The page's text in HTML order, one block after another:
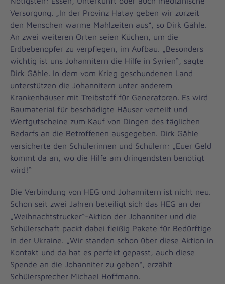
Versorgung. „In der Provinz Hatay geben wir zurzeit
den Menschen warme Mahlzeiten aus“, so Dirk Gähle.
An zwei weiteren Orten seien Küchen, um die
Erdbebenopfer zu verpflegen, im Aufbau. „Besonders
wichtig ist uns Johannitern die Hilfe in Syrien“, sagte
Dirk Gähle. In dem vom Krieg geschundenen Land
unterstützen die Johannitern unter anderem
Krankenhäuser mit Treibstoff für Generatoren. Es wird
Baumaterial für beschädigte Häuser verteilt und
Wertgutscheine zum Kauf von Dingen des täglichen
Bedarfs an die Betroffenen ausgegeben. Dirk Gähle
versicherte den Schülerinnen und Schülern: „Euer Geld
kommt da an, wo die Hilfe am dringendsten benötigt
wird!“
Die Verbindung von HEG und Johannitern ist nicht neu.
Schon seit zwei Jahren beteiligt sich das HEG an der
„Weihnachtstrucker“-Aktion der Johanniter und die
Schülerschaft packt dabei fleißig Pakete für Bedürftige
in der Ukraine. „Wir standen schon über diese Aktion in
Kontakt und da hat es perfekt gepasst, auch diese
Spende an die Johanniter zu geben“, erzählt
Schülersprecher Michael Hoffmann.